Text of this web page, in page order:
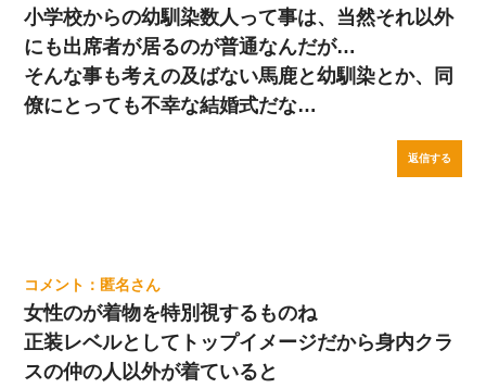
小学校からの幼馴染数人って事は、当然それ以外
にも出席者が居るのが普通なんだが…
そんな事も考えの及ばない馬鹿と幼馴染とか、同
僚にとっても不幸な結婚式だな…
返信する
匿名
女性のが着物を特別視するものね
正装レベルとしてトップイメージだから身内クラ
スの仲の人以外が着ていると